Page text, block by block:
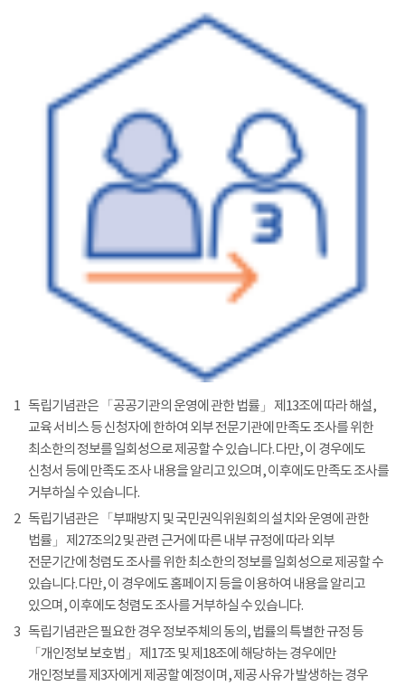
1 독립기념관은 「공공기관의 운영에 관한 법률」 제13조에 따라 해설,
교육 서비스 등 신청자에 한하여 외부 전문기관에 만족도 조사를 위한
최소한의 정보를 일회성으로 제공할 수 있습니다. 다만, 이 경우에도
신청서 등에 만족도 조사 내용을 알리고 있으며, 이후에도 만족도 조사를
거부하실 수 있습니다.
2 독립기념관은 「부패방지 및 국민권익위원회의 설치와 운영에 관한
법률」 제27조의2 및 관련 근거에 따른 내부 규정에 따라 외부
전문기간에 청렴도 조사를 위한 최소한의 정보를 일회성으로 제공할 수
있습니다. 다만, 이 경우에도 홈페이지 등을 이용하여 내용을 알리고
있으며, 이후에도 청렴도 조사를 거부하실 수 있습니다.
3 독립기념관은 필요한 경우 정보주체의 동의, 법률의 특별한 규정 등
「개인정보 보호법」 제17조 및 제18조에 해당하는 경우에만
개인정보를 제3자에게 제공할 예정이며, 제공 사유가 발생하는 경우